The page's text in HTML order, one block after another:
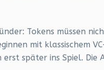
Tokens müssen
mit klassischem
später ins Spiel. Die